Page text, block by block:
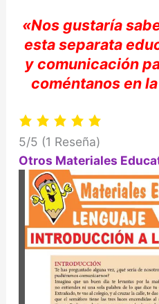
«Nosgustaría
esta separata
y comunicación
coméntanosen
5/5 (1 Reseña)
Otros Materiales